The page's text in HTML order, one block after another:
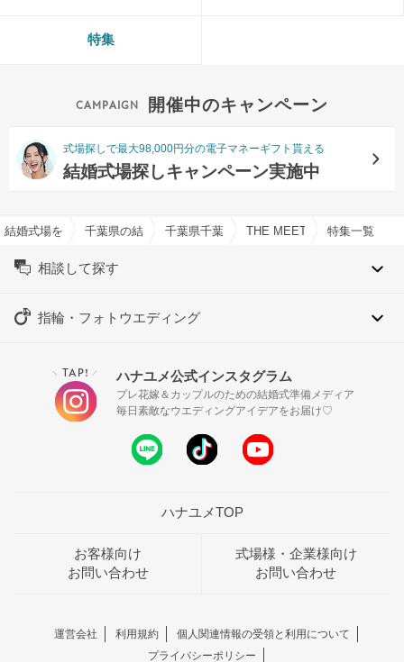
特集
開催中のキャンペーン
式場探しで最大98,000円分の電子マネーギフト貰える
結婚式場探しキャンペーン実施中
結婚式場を探すならハナユメ
千葉県の結婚式場一覧千葉県千葉市の結婚式場一覧
THE MEETS MARINA
特集一覧
相談して探す
指輪・フォトウエディング
＼ TAP! ／ ハナユメ公式インスタグラム
プレ花嫁＆カップルのための結婚式準備メディア
毎日素敵なウエディングアイデアをお届け♡
ハナユメTOP
お客様向け
お問い合わせ
式場様・企業様向け
お問い合わせ
運営会社 利用規約
個人関連情報の受領と利用について
プライバシーポリシー